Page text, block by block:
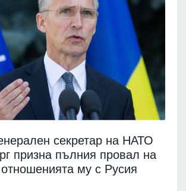
секретар на НАТО
призна пълния провал на
му с Русия